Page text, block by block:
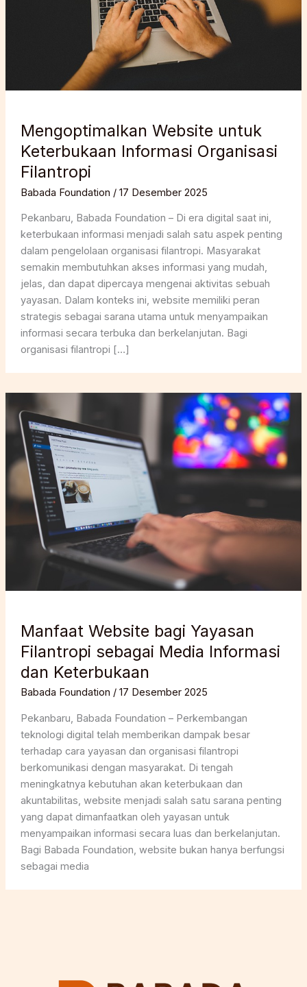
Mengoptimalkan Website untuk
Keterbukaan Informasi Organisasi
Filantropi
Babada Foundation / 17 Desember 2025
Pekanbaru, Babada Foundation – Di era digital saat ini,
keterbukaan informasi menjadi salah satu aspek penting
dalam pengelolaan organisasi filantropi. Masyarakat
semakin membutuhkan akses informasi yang mudah,
jelas, dan dapat dipercaya mengenai aktivitas sebuah
yayasan. Dalam konteks ini, website memiliki peran
strategis sebagai sarana utama untuk menyampaikan
informasi secara terbuka dan berkelanjutan. Bagi
organisasi filantropi […]
Manfaat Website bagi Yayasan
Filantropi sebagai Media Informasi
dan Keterbukaan
Babada Foundation / 17 Desember 2025
Pekanbaru, Babada Foundation – Perkembangan
teknologi digital telah memberikan dampak besar
terhadap cara yayasan dan organisasi filantropi
berkomunikasi dengan masyarakat. Di tengah
meningkatnya kebutuhan akan keterbukaan dan
akuntabilitas, website menjadi salah satu sarana penting
yang dapat dimanfaatkan oleh yayasan untuk
menyampaikan informasi secara luas dan berkelanjutan.
Bagi Babada Foundation, website bukan hanya berfungsi
sebagai media